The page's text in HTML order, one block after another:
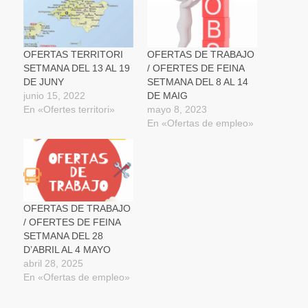
ventana
nueva)
ventana
nueva)
ventana un
amigo
(Se
en
una
ventana
nueva)
OFERTAS TERRITORI
SETMANA DEL 13 AL 19
DE JUNY
junio 15, 2022
En «Ofertes territori»
OFERTAS DE TRABAJO
/ OFERTES DE FEINA
SETMANA DEL 8 AL 14
DE MAIG
mayo 8, 2023
En «Ofertas de empleo»
OFERTAS DE TRABAJO
/ OFERTES DE FEINA
SETMANA DEL 28
D’ABRIL AL 4 MAYO
abril 28, 2025
En «Ofertas de empleo»